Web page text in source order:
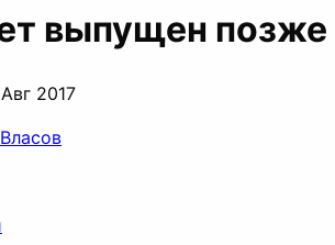
выпущен позже
2017